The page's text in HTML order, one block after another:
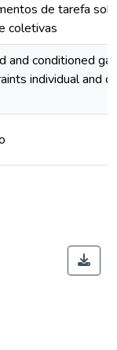
de tarefa
coletivas
and conditioned
individual and